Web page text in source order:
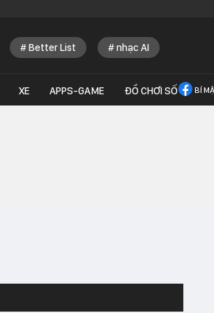
Better List nhạc AI
XE APPS-GAME ĐỒ CHƠI SỐ BÍ